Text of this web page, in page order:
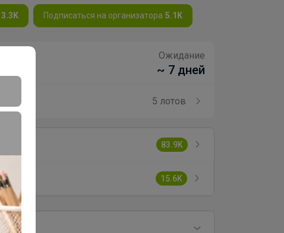
3.3K Подписаться на организатора 5.1K
Ожидание
~ 7 дней
5 лотов
83.9K
15.6K